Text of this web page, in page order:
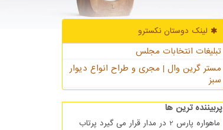
لینک دوستان نكسترو
تبلیغات انتخابات مجلس
مستر گرین وال | مجری و طراح انواع دیوار
سبز
پربیننده ترین ها
ماهواره پارس 2 در مدار قرار می گیرد پرتاب